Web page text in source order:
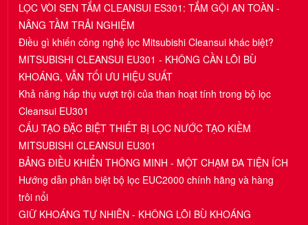
LỌC VÒI SEN TẮM CLEANSUI ES301: TẮM GỘI AN TOÀN -
NÂNG TẦM TRẢI NGHIỆM
Điều gì khiến công nghệ lọc Mitsubishi Cleansui khác biệt?
MITSUBISHI CLEANSUI EU301 - KHÔNG CẦN LÕI BÙ
KHOÁNG, VẪN TỐI ƯU HIỆU SUẤT
Khả năng hấp thụ vượt trội của than hoạt tính trong bộ lọc
Cleansui EU301
CẤU TẠO ĐẶC BIỆT THIẾT BỊ LỌC NƯỚC TẠO KIỀM
MITSUBISHI CLEANSUI EU301
BẢNG ĐIỀU KHIỂN THÔNG MINH - MỘT CHẠM ĐA TIỆN ÍCH
Hướng dẫn phân biệt bộ lọc EUC2000 chính hãng và hàng
trôi nổi
GIỮ KHOÁNG TỰ NHIÊN - KHÔNG LÕI BÙ KHOÁNG